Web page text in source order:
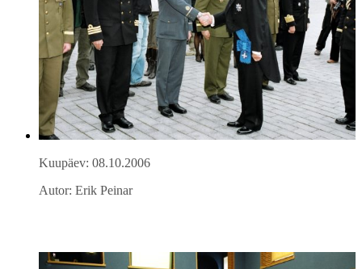
Kuupäev: 08.10.2006
Autor: Erik Peinar